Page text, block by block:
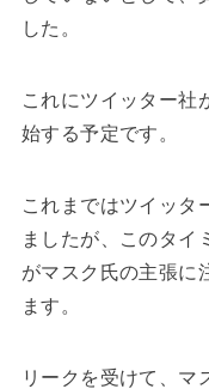
した。
これにツイッター社
始する予定です。
これまではツイッタ
ましたが、このタイ
がマスク氏の主張に
ます。
リークを受けて、マ